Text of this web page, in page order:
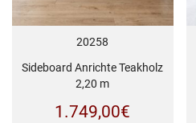
20258
Sideboard Anrichte Teakholz
2,20 m
1.749,00€